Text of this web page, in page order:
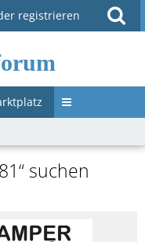
registrieren
Untermenü »
suchen